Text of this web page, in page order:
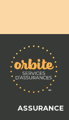
ASSURANCE